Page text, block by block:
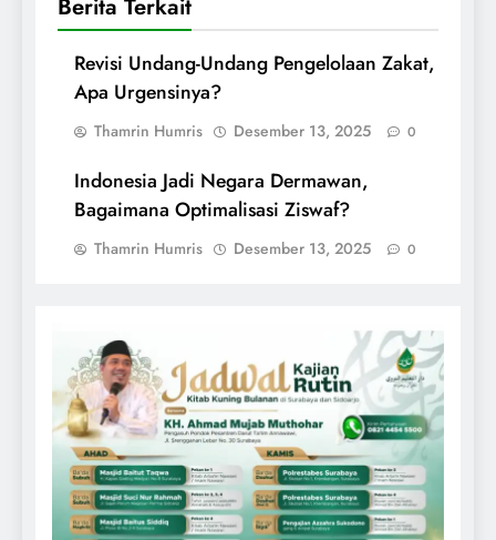
Berita Terkait
Revisi Undang-Undang Pengelolaan Zakat,
Apa Urgensinya?
Thamrin Humris Desember 13, 2025 0
Indonesia Jadi Negara Dermawan,
Bagaimana Optimalisasi Ziswaf?
Thamrin Humris Desember 13, 2025 0